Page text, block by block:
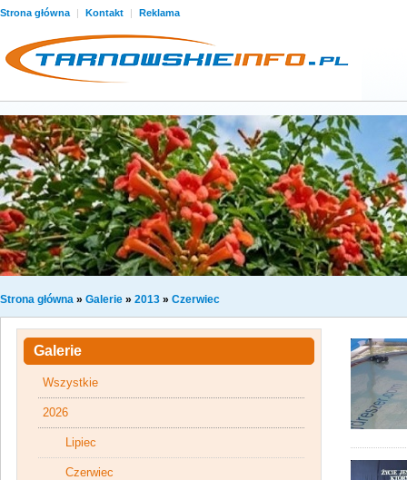
Strona główna | Kontakt | Reklama
Strona główna » Galerie » 2013 » Czerwiec
Galerie
Wszystkie
2026
Lipiec
Czerwiec